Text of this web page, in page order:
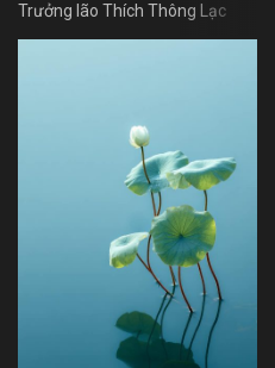
Trưởng lão Thích Thông Lạc